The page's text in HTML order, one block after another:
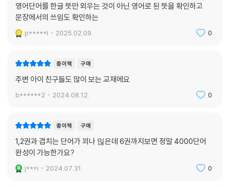
영어단어를 한글 뜻만 외우는 것이 아닌 영어로 된 뜻을 확인하고
문장에서의 쓰임도 확인하는
p*****l 2025.02.09. 0
종이책 구매
주변 아이 친구들도 많이 보는 교재에요
b******2 2024.08.12. 0
종이책 구매
1,2권과 겹치는 단어가 꾀나 믾은데 6권까지보면 정말 4000단어
완성이 가능한가요?
j***i 2024.07.31. 0